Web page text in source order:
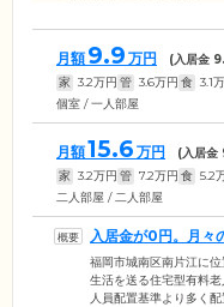
月額 9.9 万円 (入居金
家 3.2万円 管 3.6万円 食 3.1
個室 / 一人部屋
月額15.6 万円 (入居金
家 3.2万円 管 7.2万円 食 5.2
二人部屋 / 二人部屋
入居金が0円。月々
福岡市城南区南片江に
生活を送る住宅型有料
人員配置基準より多く